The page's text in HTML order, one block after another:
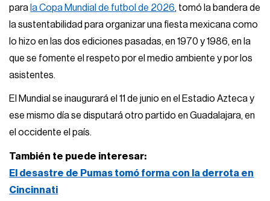
para la Copa Mundial de futbol de 2026, tomó la bandera de
la sustentabilidad para organizar una fiesta mexicana como
lo hizo en las dos ediciones pasadas, en 1970 y 1986, en la
que se fomente el respeto por el medio ambiente y por los
asistentes.
El Mundial se inaugurará el 11 de junio en el Estadio Azteca y
ese mismo día se disputará otro partido en Guadalajara, en
el occidente el país.
También te puede interesar:
El desastre de Pumas tomó forma con la derrota en
Cincinnati